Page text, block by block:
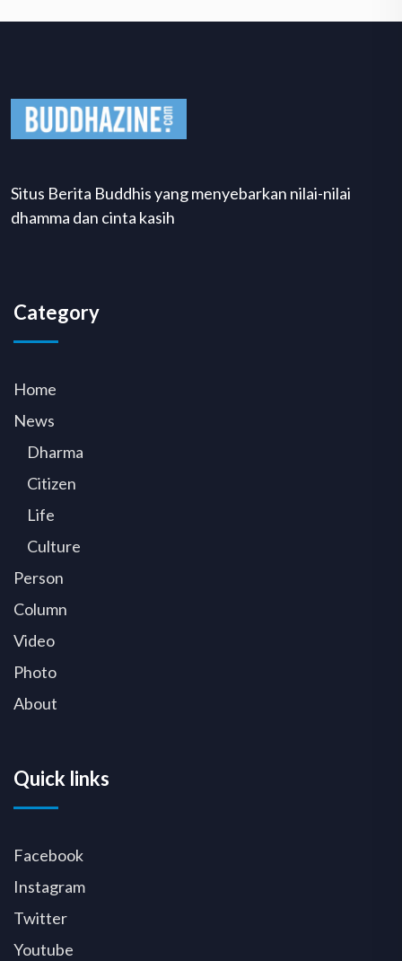
Situs Berita Buddhis yang menyebarkan nilai-nilai
dhamma dan cinta kasih
Category
Home
News
Dharma
Citizen
Life
Culture
Person
Column
Video
Photo
About
Quick links
Facebook
Instagram
Twitter
Youtube